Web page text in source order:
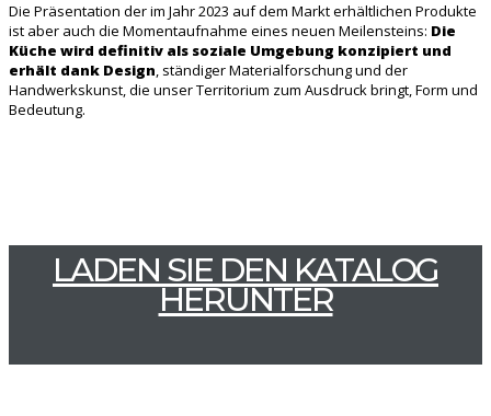
Die Präsentation der im Jahr 2023 auf dem Markt erhältlichen Produkte
ist aber auch die Momentaufnahme eines neuen Meilensteins: Die
Küche wird definitiv als soziale Umgebung konzipiert und
erhält dank Design, ständiger Materialforschung und der
Handwerkskunst, die unser Territorium zum Ausdruck bringt, Form und
Bedeutung.
LADEN SIE DEN KATALOG
HERUNTER